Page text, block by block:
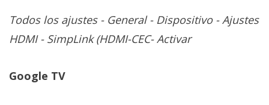
Todos los ajustes - General - Dispositivo - Ajustes
HDMI - SimpLink (HDMI-CEC- Activar
Google TV